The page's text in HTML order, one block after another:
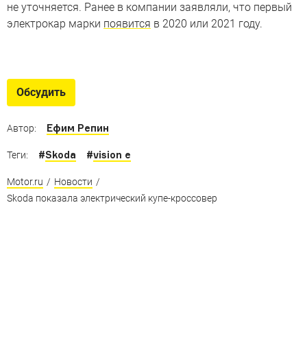
не уточняется. Ранее в компании заявляли, что первый
электрокар марки появится в 2020 или 2021 году.
с асфальтовым прошлым
Они создавались как простые седаны и купе, но судьба
Обсудить
Автор: Ефим Репин
Теги: #Skoda #vision e
Motor.ru / Новости /
Skoda показала электрический купе-кроссовер